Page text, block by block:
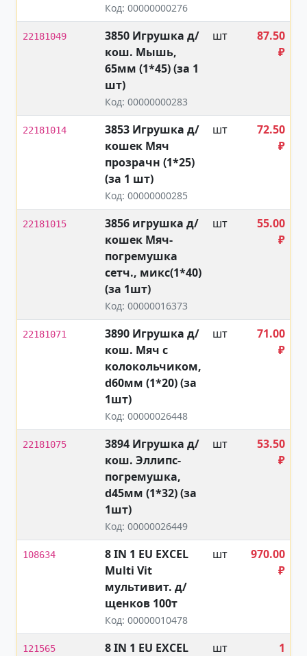
Код: 00000000276
22181049
3850 Игрушка д/
кош. Мышь,
65мм (1*45) (за 1
шт)
Код: 00000000283
шт
87.50
₽
22181014
3853 Игрушка д/
кошек Мяч
прозрачн (1*25)
(за 1 шт)
Код: 00000000285
шт
72.50
₽
22181015
3856 игрушка д/
кошек Мяч-
погремушка
сетч., микс(1*40)
(за 1шт)
Код: 00000016373
шт
55.00
₽
22181071
3890 Игрушка д/
кош. Мяч с
колокольчиком,
d60мм (1*20) (за
1шт)
Код: 00000026448
шт
71.00
₽
22181075
3894 Игрушка д/
кош. Эллипс-
погремушка,
d45мм (1*32) (за
1шт)
Код: 00000026449
шт
53.50
₽
108634
8 IN 1 EU EXCEL
Multi Vit
мультивит. д/
щенков 100т
Код: 00000010478
шт
970.00
₽
121565
8 IN 1 EU EXCEL
шт
1